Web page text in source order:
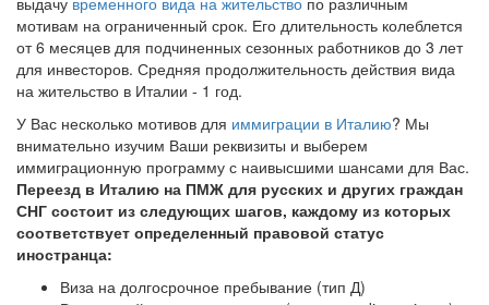
мотивам на ограниченный срок. Его длительность колеблется
от 6 месяцев для подчиненных сезонных работников до 3 лет
для инвесторов. Средняя продолжительность действия вида
на жительство в Италии - 1 год.
У Вас несколько мотивов для иммиграции в Италию? Мы
внимательно изучим Ваши реквизиты и выберем
иммиграционную программу с наивысшими шансами для Вас.
Переезд в Италию на ПМЖ для русских и других граждан
СНГ состоит из следующих шагов, каждому из которых
соответствует определенный правовой статус
иностранца:
Виза на долгосрочное пребывание (тип Д)